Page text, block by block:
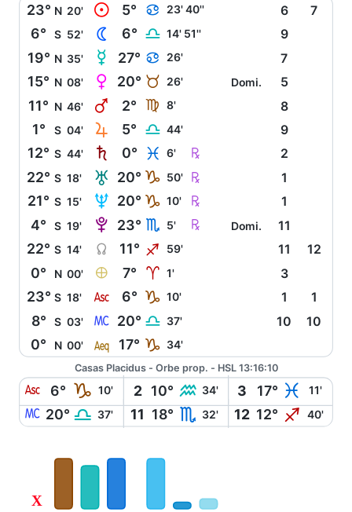
23° N 20' M 5° D 23' 40'' 6 7
6° S 52' N 6° G 14' 51'' 9
19° N 35' O 27° D 26' 7
15° N 08' P 20° B 26' Domi. 5
11° N 46' Q 2° F 8' 8
1° S 04' R 5° G 44' 9
12° S 44' S 0° L 6' Ç 2
22° S 18' T 20° J 50' Ç 1
21° S 15' U 20° J 10' Ç 1
4° S 19' V 23° H 5' Ç Domi. 11
22° S 14' Y 11° I 59' 11 12
0° N 00' È 7° A 1' 3
23° S 18' W 6° J 10' 1 1
8° S 03' X 20° G 37' 10 10
0° N 00' l 17° J 34'
Casas Placidus - Orbe prop. - HSL 13:16:10
W 6° J 10' 2 10° K 34' 3 17° L 11'
X 20° G 37' 11 18° H 32' 12 12° I 40'
X